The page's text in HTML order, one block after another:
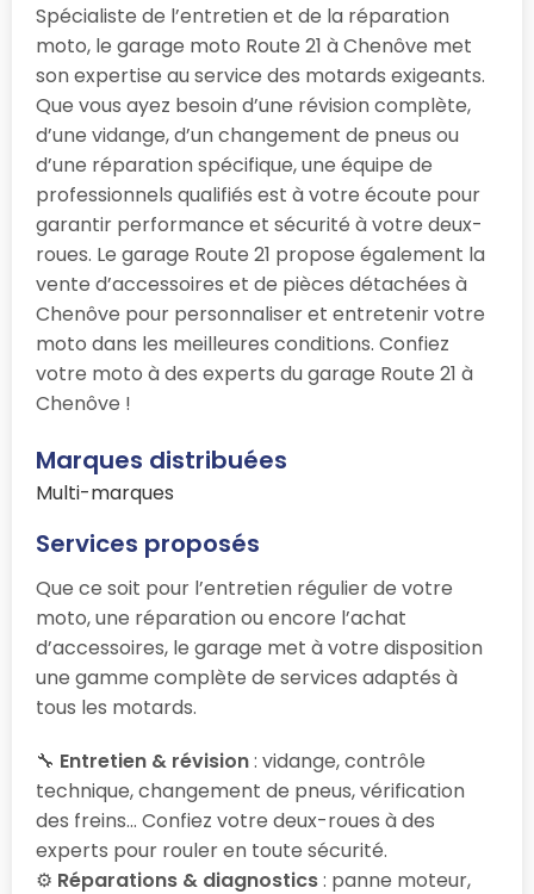
Spécialiste de l’entretien et de la réparation
moto, le garage moto Route 21 à Chenôve met
son expertise au service des motards exigeants.
Que vous ayez besoin d’une révision complète,
d’une vidange, d’un changement de pneus ou
d’une réparation spécifique, une équipe de
professionnels qualifiés est à votre écoute pour
garantir performance et sécurité à votre deux-
roues. Le garage Route 21 propose également la
vente d’accessoires et de pièces détachées à
Chenôve pour personnaliser et entretenir votre
moto dans les meilleures conditions. Confiez
votre moto à des experts du garage Route 21 à
Chenôve !
Marques distribuées
Multi-marques
Services proposés
Que ce soit pour l’entretien régulier de votre
moto, une réparation ou encore l’achat
d’accessoires, le garage met à votre disposition
une gamme complète de services adaptés à
tous les motards.
🔧 Entretien & révision: vidange, contrôle
technique, changement de pneus, vérification
des freins… Confiez votre deux-roues à des
experts pour rouler en toute sécurité.
⚙️ Réparations & diagnostics: panne moteur,